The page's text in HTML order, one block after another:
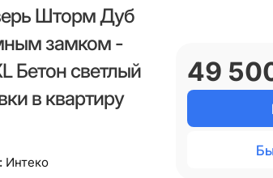
Шторм Дуб
замком -
Бетон светлый
в квартиру
Интеко
49